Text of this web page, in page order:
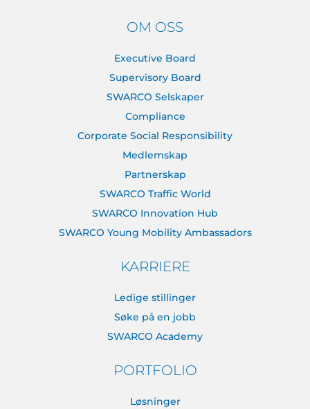
OM OSS
Executive Board
Supervisory Board
SWARCO Selskaper
Compliance
Corporate Social Responsibility
Medlemskap
Partnerskap
SWARCO Traffic World
SWARCO Innovation Hub
SWARCO Young Mobility Ambassadors
KARRIERE
Ledige stillinger
Søke på en jobb
SWARCO Academy
PORTFOLIO
Løsninger